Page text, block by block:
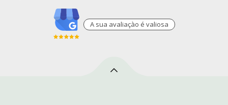
A sua avaliaçào é valiosa